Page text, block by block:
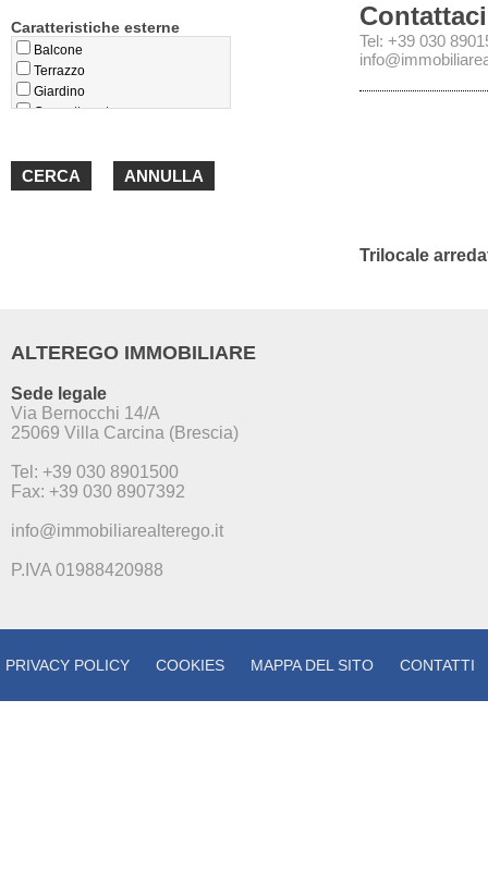
teleriscaldamento
termoconvettori
Caratteristiche esterne
Balcone
Terrazzo
Giardino
Cappotto esterno
Contattaci
Tel: +39 030
Trilocale
ALTEREGO IMMOBILIARE
Sede legale
Via Bernocchi 14/A
25069 Villa Carcina (Brescia)
Tel: +39 030 8901500
Fax: +39 030 8907392
info@immobiliarealterego.it
P.IVA 01988420988
PRIVACY POLICY COOKIES MAPPA DEL SITO CONTATTI